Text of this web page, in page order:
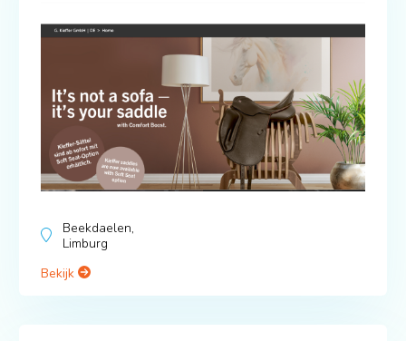
Beekdaelen,
Limburg
Bekijk